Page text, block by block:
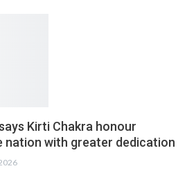
Kirti Chakra honour
nation with greater dedication